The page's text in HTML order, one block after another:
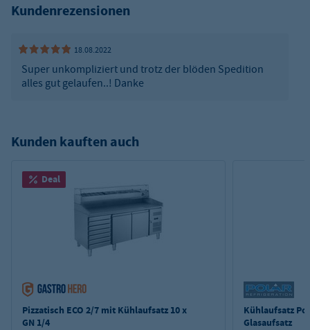
Kundenrezensionen
18.08.2022
Super unkompliziert und trotz der blöden Spedition
alles gut gelaufen..! Danke
Kunden kauften auch
Deal
Pizzatisch ECO 2/7 mit Kühlaufsatz 10 x
GN 1/4
Kühlaufsatz
Glasaufsatz